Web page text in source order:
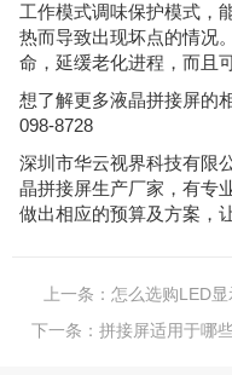
工作模式调味保护模式，
热而导致出现坏点的情况
命，延缓老化进程，而且
想了解更多液晶拼接屏的
098-8728
深圳市华云视界科技有
晶拼接屏生产厂家，有专
做出相应的预算及方案，
上一条： 怎么选购LED显
下一条： 拼接屏适用于哪